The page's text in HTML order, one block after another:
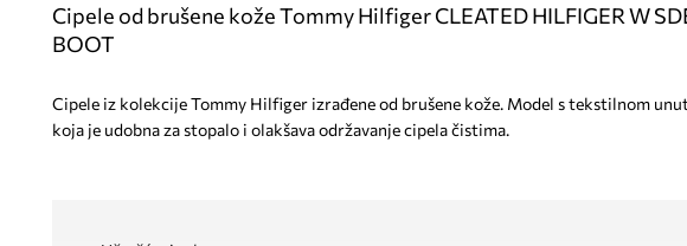
Cipele od brušene kože Tommy Hilfiger CLEATED HILFIGER W
BOOT
Cipele iz kolekcije Tommy Hilfiger izrađene od brušene kože. Model s tekstilnom
koja je udobna za stopalo i olakšava održavanje cipela čistima.